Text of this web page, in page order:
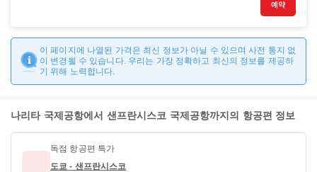
예약
이 페이지에 나열된 가격은 최신 정보가 아닐 수 있으며 사전 통지 없
이 변경될 수 있습니다. 우리는 가장 정확하고 최신의 정보를 제공하
기 위해 노력합니다.
나리타 국제공항에서 샌프란시스코 국제공항까지의 항공편 정보
독점 항공편 특가
도쿄 - 샌프란시스코